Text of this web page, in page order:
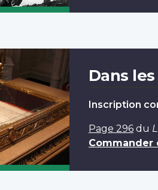
Dans
Inscription
Page 296du
Commander